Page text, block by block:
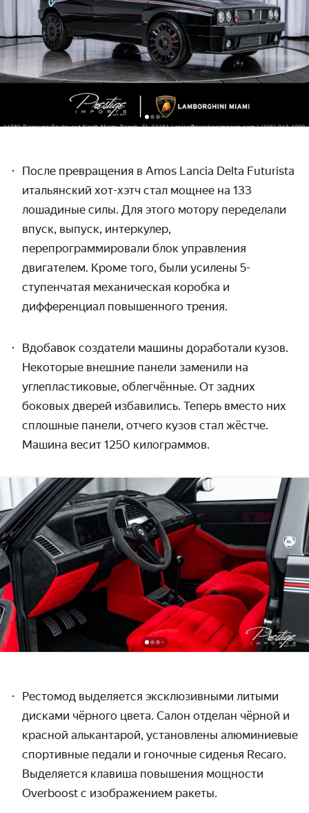
После превращения в Amos Lancia Delta Futurista
итальянский хот-хэтч стал мощнее на 133
лошадиные силы. Для этого мотору переделали
впуск, выпуск, интеркулер,
перепрограммировали блок управления
двигателем. Кроме того, были усилены 5-
ступенчатая механическая коробка и
дифференциал повышенного трения.
Вдобавок создатели машины доработали кузов.
Некоторые внешние панели заменили на
углепластиковые, облегчённые. От задних
боковых дверей избавились. Теперь вместо них
сплошные панели, отчего кузов стал жёстче.
Машина весит 1250 килограммов.
Рестомод выделяется эксклюзивными литыми
дисками чёрного цвета. Салон отделан чёрной и
красной алькантарой, установлены алюминиевые
спортивные педали и гоночные сиденья Recaro.
Выделяется клавиша повышения мощности
Overboost с изображением ракеты.